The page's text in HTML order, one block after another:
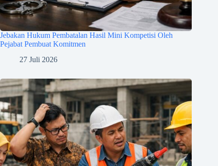
Jebakan Hukum Pembatalan Hasil Mini Kompetisi Oleh
Pejabat Pembuat Komitmen
27 Juli 2026